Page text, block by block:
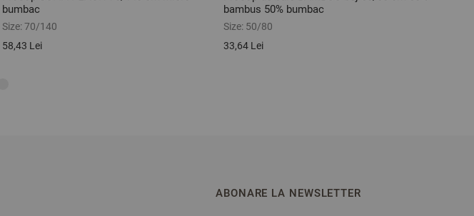
bumbac
Size:70/140
58,43 Lei
bambus 50% bumbac
Size: 50/80
33,64 Lei
ABONARE LA NEWSLETTER